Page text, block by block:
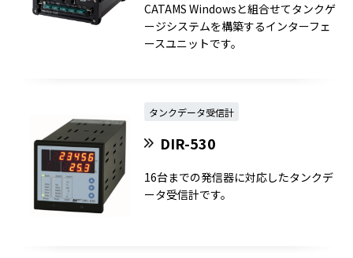
CATAMS Windowsと組合せてタンクゲ
ージシステムを構築するインターフェ
ースユニットです。
タンクデータ受信計
DIR-530
16台までの発信器に対応したタンクデ
ータ受信計です。